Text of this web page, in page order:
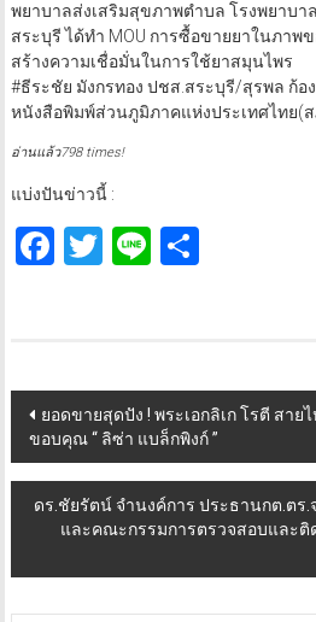
โรงพยาบาล พัฒนาบรรจุภัณฑ์ ส่งเสริมให้
พยาบาลส่งเสริมสุขภาพตำบล โรงพยาบา
สระบุรี ได้ทำ MOU การซื้อขายยาในภาพข
สร้างความเชื่อมั่นในการใช้ยาสมุนไพร
#ธีระชัย มังกรทอง ปชส.สระบุรี/สุรพล ก้อ
Facebook
Twitter
LineShare
Post
navigation
ยอดขายสุดปัง ! พระเอกลิเก โรตี สาย
ขอบคุณ “ ลิซ่า แบล็กพิงก์ ”
ดร.ชัยรัตน์ จำนงค์การ ประธานกต.ต
และคณะกรรมการตรวจสอบและ